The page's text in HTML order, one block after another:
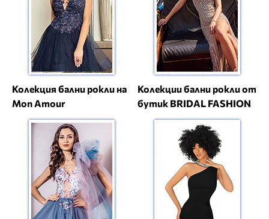
Колекция бални рокли на
Mon Amour
Колекции бални рокли от
бутик BRIDAL FASHION